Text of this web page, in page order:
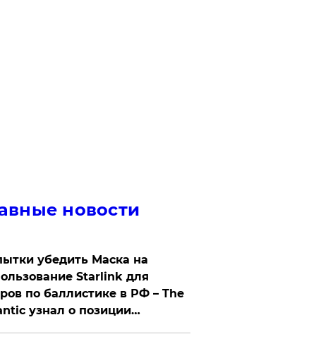
новости
убедить Маска на
Starlink для
по баллистике в РФ – The
узнал о позиции